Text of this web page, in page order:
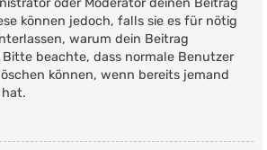
oder Moderator deinen Beitrag
können jedoch, falls sie es für nötig
warum dein Beitrag
beachte, dass normale Benutzer
können, wenn bereits jemand